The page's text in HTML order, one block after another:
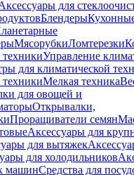
для
Блендеры
МясорубкиЛомтерезки
техникиУправление
для климатической
техникиМелкая техника
для овощей и
Открывалки,
Проращиватели семян
Аксессуары для
для вытяжек
для холодильников
машинСредства для